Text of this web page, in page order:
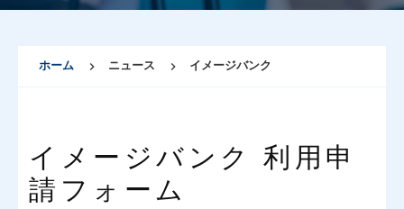
ホーム ニュース イメージバンク
イメージバンク 利用申
請フォーム